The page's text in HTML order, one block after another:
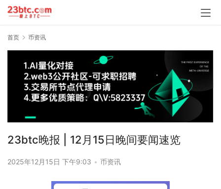
首页 币资讯
23btc晚报 | 12月15日晚间要闻速览
2025年12月15日 下午9:03 • 币资讯